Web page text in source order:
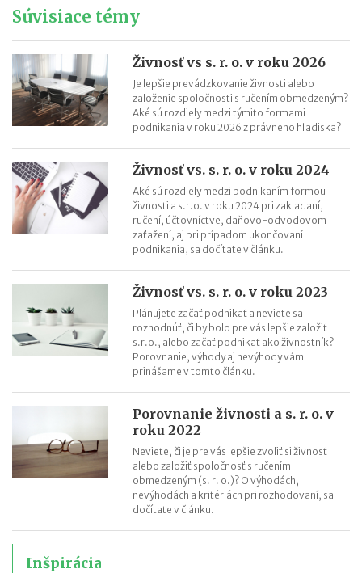
Peter Pukalovič (BE COOL, s.r.o.): Tešte sa z čiastkových
Peter Stanko (VÍNO MRVA & STANKO, a.s.): Lenivosť nie je
choroba, je to vlastnosť.
Katarína Remiaš (1st CLASS AGENCY, s.r.o.): Alfa a omega
úspechu sú radosť z práce, kreativita a dobré vzťahy
Petra Marko (ExtravaDansa): Po každej skúsenosti si trúfnete
Lucia Pašková (Curaprox): Hľadajte nové veci, nové spôsoby a
nové cesty
Súvisiace témy
Živnosť vs s. r. o. v roku 2026
Je lepšie prevádzkovanie živnosti alebo
založenie spoločnosti s ručením obmedzeným?
Aké sú rozdiely medzi týmito formami
podnikania v roku 2026 z právneho hľadiska?
Živnosť vs. s. r. o. v roku 2024
Aké sú rozdiely medzi podnikaním formou
živnosti a s.r.o. v roku 2024 pri zakladaní,
ručení, účtovníctve, daňovo-odvodovom
zaťažení, aj pri prípadom ukončovaní
podnikania, sa dočítate v článku.
Živnosť vs. s. r. o. v roku 2023
Plánujete začať podnikať a neviete sa
rozhodnúť, či by bolo pre vás lepšie založiť
s.r.o., alebo začať podnikať ako živnostník?
Porovnanie, výhody aj nevýhody vám
prinášame v tomto článku.
Porovnanie živnosti a s. r. o. v
roku 2022
Neviete, či je pre vás lepšie zvoliť si živnosť
alebo založiť spoločnosť s ručením
obmedzeným (s. r. o.)? O výhodách,
nevýhodách a kritériách pri rozhodovaní, sa
dočítate v článku.
Inšpirácia